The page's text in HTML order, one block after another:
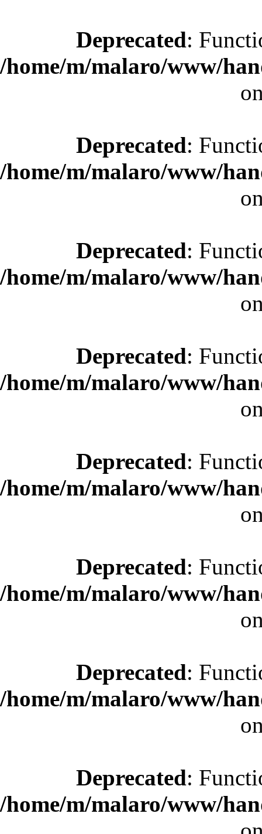
Deprecated:
/home/m/malaro/www/
Deprecated:
/home/m/malaro/www/
Deprecated:
/home/m/malaro/www/
Deprecated:
/home/m/malaro/www/
Deprecated:
/home/m/malaro/www/
Deprecated:
/home/m/malaro/www/
Deprecated:
/home/m/malaro/www/
Deprecated:
/home/m/malaro/www/